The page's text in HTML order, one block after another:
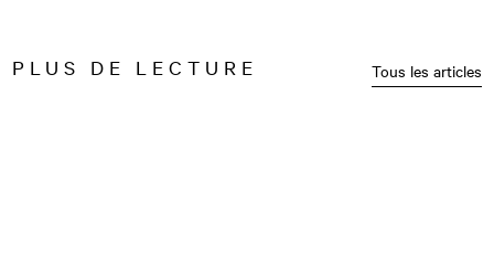
PLUS DE LECTURE Tous les articles